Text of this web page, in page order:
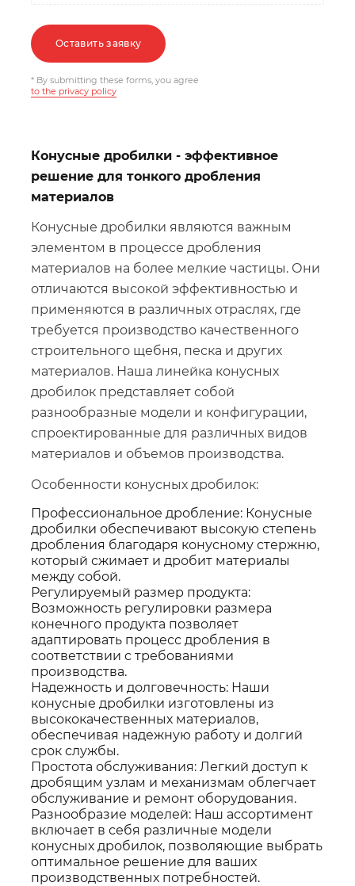
Оставить заявку
* By submitting these forms, you agree
to the privacy policy
Конусные дробилки - эффективное
решение для тонкого дробления
материалов
Конусные дробилки являются важным
элементом в процессе дробления
материалов на более мелкие частицы. Они
отличаются высокой эффективностью и
применяются в различных отраслях, где
требуется производство качественного
строительного щебня, песка и других
материалов. Наша линейка конусных
дробилок представляет собой
разнообразные модели и конфигурации,
спроектированные для различных видов
материалов и объемов производства.
Особенности конусных дробилок:
Профессиональное дробление: Конусные
дробилки обеспечивают высокую степень
дробления благодаря конусному стержню,
который сжимает и дробит материалы
между собой.
Регулируемый размер продукта:
Возможность регулировки размера
конечного продукта позволяет
адаптировать процесс дробления в
соответствии с требованиями
производства.
Надежность и долговечность: Наши
конусные дробилки изготовлены из
высококачественных материалов,
обеспечивая надежную работу и долгий
срок службы.
Простота обслуживания: Легкий доступ к
дробящим узлам и механизмам облегчает
обслуживание и ремонт оборудования.
Разнообразие моделей: Наш ассортимент
включает в себя различные модели
конусных дробилок, позволяющие выбрать
оптимальное решение для ваших
производственных потребностей.